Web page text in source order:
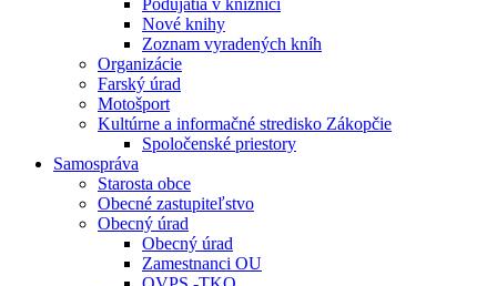
Podujatia v knižnici
Nové knihy
Zoznam vyradených kníh
Organizácie
Farský úrad
Motošport
Kultúrne a informačné stredisko Zákopčie
Spoločenské priestory
Samospráva
Starosta obce
Obecné zastupiteľstvo
Obecný úrad
Obecný úrad
Zamestnanci OU